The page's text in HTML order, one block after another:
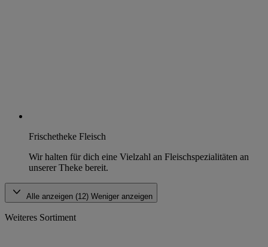
Frischetheke Fleisch
Wir halten für dich eine Vielzahl an Fleischspezialitäten an
unserer Theke bereit.
Alle anzeigen (12) Weniger anzeigen
Weiteres Sortiment